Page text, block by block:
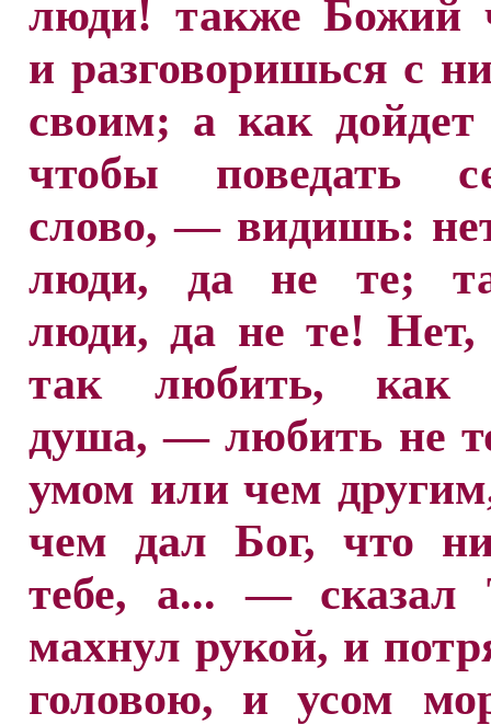
люди! также Божий
и разговоришься с
своим; а как дойдет
чтобы поведать
слово, — видишь:
люди, да не те;
люди, да не те! Нет,
так любить, как
душа, — любить не
умом или чем
чем дал Бог, что
тебе, а... — сказал
махнул рукой, и
головою, и усом